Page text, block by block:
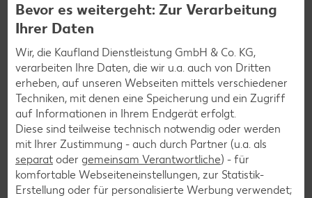
Fisch-Rezepte
Geflügel-Rezepte
Lamm-Rezepte
Grill-Rezepte
Muffin-Rezepte
Apfelkuchen-Rezepte
Schokokuchen-Rezepte
Bevor es weitergeht: Zur Verarbeitung
Ihrer Daten
Wir, die Kaufland Dienstleistung GmbH & Co. KG,
verarbeiten Ihre Daten, die wir u.a. auch von Dritten
erheben, auf unseren Webseiten mittels verschiedener
Techniken, mit denen eine Speicherung und ein Zugriff
auf Informationen in Ihrem Endgerät erfolgt.
Diese sind teilweise technisch notwendig oder werden
mit Ihrer Zustimmung - auch durch Partner (u.a. als
separat oder gemeinsam Verantwortliche) - für
komfortable Webseiteneinstellungen, zur Statistik-
Erstellung oder für personalisierte Werbung verwendet;